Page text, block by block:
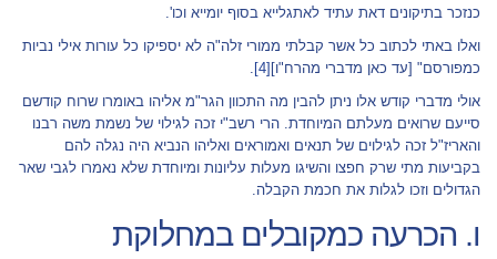
כנזכר בתיקונים דאת עתיד לאתגלייא בסוף יומייא וכו'.
ואלו באתי לכתוב כל אשר קבלתי ממורי זלה"ה לא יספיקו כל עורות אילי נביות
כמפורסם" [עד כאן מדברי מהרח"ו] [4]
.
אולי מדברי קודש אלו ניתן להבין מה התכוון הגר"מ אליהו באומרו שרוח קודשם
סייעם שרואים מעלתם המיוחדת. הרי רשב"י זכה לגילוי של נשמת משה רבנו
והאריז"ל זכה לגילוים של תנאים ואמוראים ואליהו הנביא היה נגלה להם
בקביעות מתי שרק חפצו והשיגו מעלות עליונות ומיוחדת שלא נאמרו לגבי שאר
הגדולים וזכו לגלות את חכמת הקבלה.
ו. הכרעה כמקובלים במחלוקת